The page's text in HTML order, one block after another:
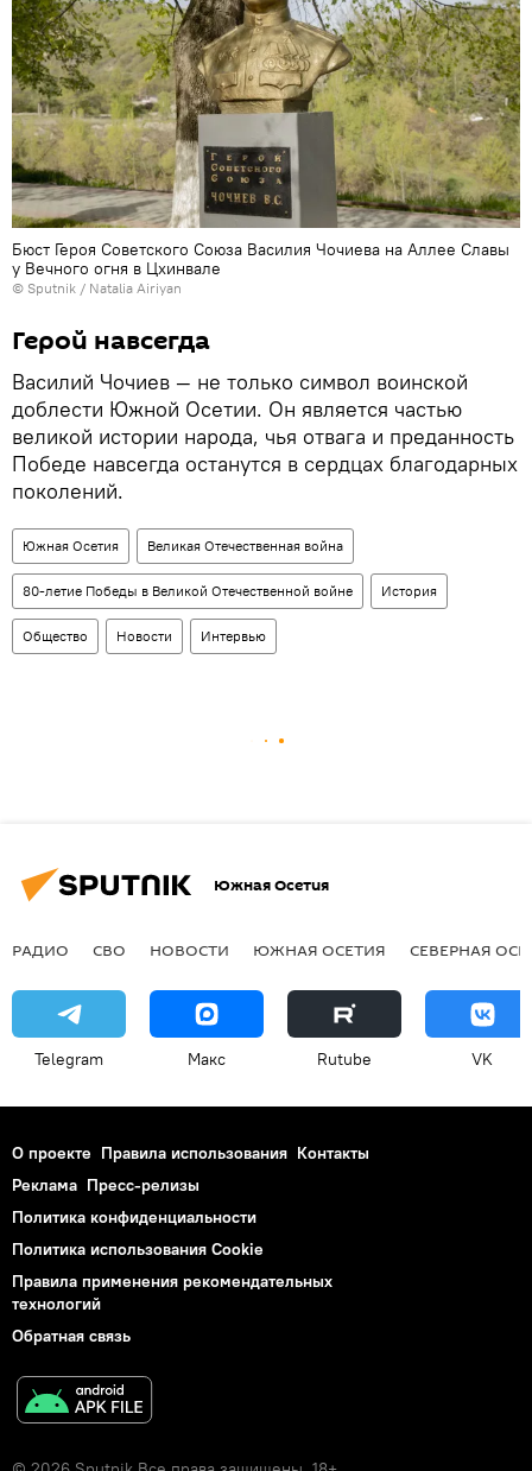
Бюст Героя Советского Союза Василия Чочиева на Аллее Славы
у Вечного огня в Цхинвале
© Sputnik / Natalia Airiyan
Герой навсегда
Василий Чочиев — не только символ воинской
доблести Южной Осетии. Он является частью
великой истории народа, чья отвага и преданность
Победе навсегда останутся в сердцах благодарных
поколений.
Южная Осетия Великая Отечественная война
80-летие Победы в Великой Отечественной войне История
Общество Новости Интервью
Южная Осетия
РАДИО СВО НОВОСТИ ЮЖНАЯ ОСЕТИЯ СЕВЕРНАЯ
Telegram Макс Rutube VK
О проекте Правила использования Контакты
Реклама Пресс-релизы
Политика конфиденциальности
Политика использования Cookie
Правила применения рекомендательных
технологий
Обратная связь